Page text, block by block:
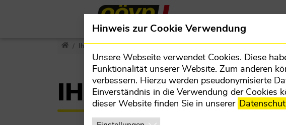
Direkt zur Hauptnavigation springen
Direkt zum Inhalt springen
salzkammergut.oevp.at
Ihr Anliegen
IHR ANLIEGEN
Team
TEILORGANISATIONEN
BEZIRKSBÜRO
Hinweis zur Cookie Verwendung
Unsere Webseite verwendet Cookies. Diese
Funktionalität unserer Website. Zum anderen
verbessern. Hierzu werden pseudonymisierte
Einverständnis in die Verwendung der Cookies
dieser Website finden Sie in unserer